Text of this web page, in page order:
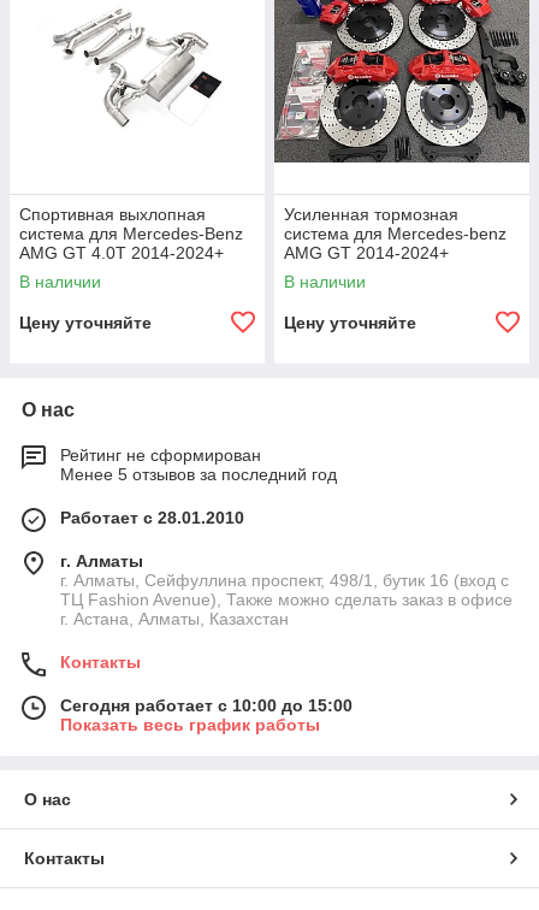
Спортивная выхлопная
система для Mercedes-Benz
AMG GT 4.0T 2014-2024+
В наличии
Цену уточняйте
Усиленная тормозная
система для Mercedes-benz
AMG GT 2014-2024+
В наличии
Цену уточняйте
О нас
Рейтинг не сформирован
Менее 5 отзывов за последний год
Работает с 28.01.2010
г. Алматы
г. Алматы, Сейфуллина проспект, 498/1, бутик 16 (вход с
ТЦ Fashion Avenue), Также можно сделать заказ в офисе
г. Астана, Алматы, Казахстан
Контакты
Сегодня работает с 10:00 до 15:00
Показать весь график работы
О нас
Контакты